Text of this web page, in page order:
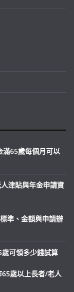
滿65歲每個月可以
津貼與年金申請資
準、金額與申請辦
可領多少錢試算
歲以上長者/老人